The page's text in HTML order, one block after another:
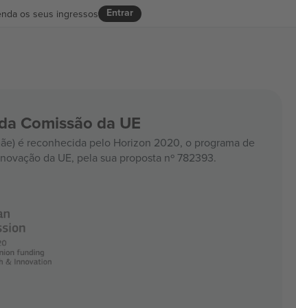
Entrar
os seus ingressos
Comissão da UE
é reconhecida pelo Horizon 2020, o programa de
da UE, pela sua proposta nº 782393.